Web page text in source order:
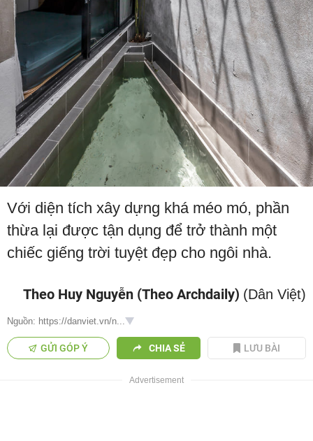
Với diện tích xây dựng khá méo mó, phần
thừa lại được tận dụng để trở thành một
chiếc giếng trời tuyệt đẹp cho ngôi nhà.
Theo Huy Nguyễn (Theo Archdaily) (Dân Việt)
Nguồn: https://danviet.vn/n...
GỬI GÓP Ý CHIA SẺ LƯU BÀI